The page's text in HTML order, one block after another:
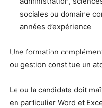
sociales ou domaine
années d’expérience
Une formation
ou gestion constitue un
Le ou la candidate doit
en particulier Word et